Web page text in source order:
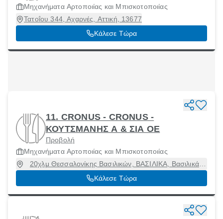
Μηχανήματα Αρτοποιίας και Μπισκοτοποιίας
Τατοΐου 344, Αχαρνές, Αττική, 13677
Κάλεσε Τώρα
11. CRONUS - CRONUS -
ΚΟΥΤΣΜΑΝΗΣ Α & ΣΙΑ ΟΕ
Προβολή
Μηχανήματα Αρτοποιίας και Μπισκοτοποιίας
20χλμ Θεσσαλονίκης Βασιλικών, ΒΑΣΙΛΙΚΑ, Βασιλικά,
Θεσσαλονίκη, 57006
Κάλεσε Τώρα